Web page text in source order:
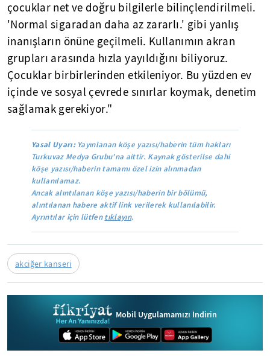
çocuklar net ve doğru bilgilerle bilinçlendirilmeli.
'Normal sigaradan daha az zararlı.' gibi yanlış
inanışların önüne geçilmeli. Kullanımın akran
grupları arasında hızla yayıldığını biliyoruz.
Çocuklar birbirlerinden etkileniyor. Bu yüzden ev
içinde ve sosyal çevrede sınırlar koymak, denetim
sağlamak gerekiyor."
Yasal Uyarı:Yayınlanan köşe yazısı/haberin tüm hakları
Turkuvaz Medya Grubu'na aittir. Kaynak gösterilse dahi
köşe yazısı/haberin tamamı özel izin alınmadan
kullanılamaz.
Ancak alıntılanan köşe yazısı/haberin bir bölümü,
alıntılanan habere aktif link verilerek kullanılabilir.
Ayrıntılar için lütfentıklayın.
akciğer kanseri
Mobil Uygulamamızı İndirin